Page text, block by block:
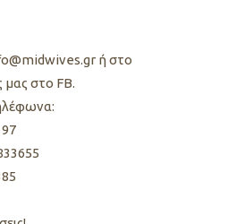
ή στο
μας στο FB.